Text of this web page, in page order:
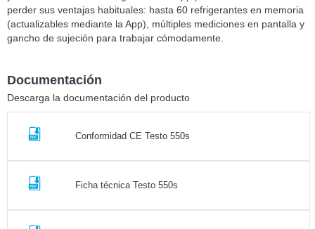
perder sus ventajas habituales: hasta 60 refrigerantes en memoria
(actualizables mediante la App), múltiples mediciones en pantalla y
gancho de sujeción para trabajar cómodamente.
Documentación
Descarga la documentación del producto
Conformidad CE Testo 550s
Ficha técnica Testo 550s